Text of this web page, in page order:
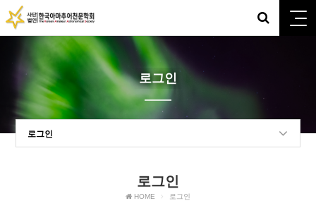
로그인
로그인
로그인
HOME 로그인